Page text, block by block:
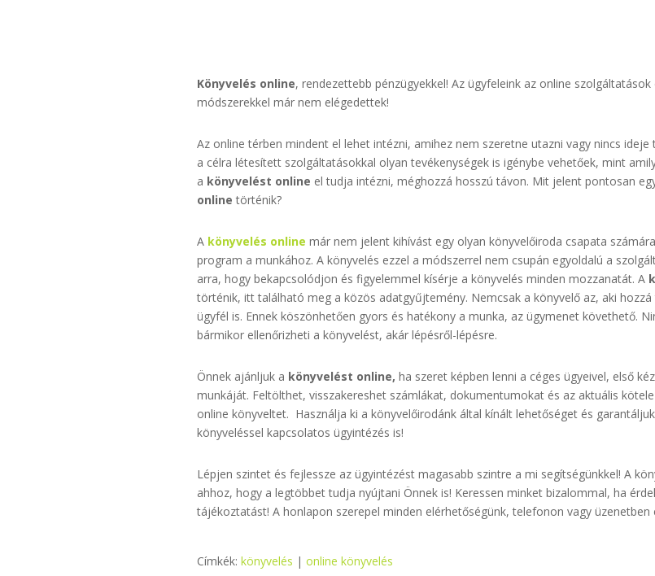
Könyvelés online, rendezettebb pénzügyekkel! Az ügyfeleink az online
módszerekkel már nem elégedettek!
Az online térben mindent el lehet intézni, amihez nem szeretne utazni vagy nincs
a célra létesített szolgáltatásokkal olyan tevékenységek is igénybe vehetőek, mint
a könyvelést online el tudja intézni, méghozzá hosszú távon. Mit jelent pontosan
online történik?
A könyvelés online már nem jelent kihívást egy olyan könyvelőiroda csapata
program a munkához. A könyvelés ezzel a módszerrel nem csupán egyoldalú a
arra, hogy bekapcsolódjon és figyelemmel kísérje a könyvelés minden mozzanatát. A
történik, itt található meg a közös adatgyűjtemény. Nemcsak a könyvelő az, aki
ügyfél is. Ennek köszönhetően gyors és hatékony a munka, az ügymenet követhető.
bármikor ellenőrizheti a könyvelést, akár lépésről-lépésre.
Önnek ajánljuk a könyvelést online, ha szeret képben lenni a céges ügyeivel, első
munkáját. Feltölthet, visszakereshet számlákat, dokumentumokat és az aktuális
online könyveltet. Használja ki a könyvelőirodánk által kínált lehetőséget és
könyveléssel kapcsolatos ügyintézés is!
Lépjen szintet és fejlessze az ügyintézést magasabb szintre a mi segítségünkkel! A
ahhoz, hogy a legtöbbet tudja nyújtani Önnek is! Keressen minket bizalommal, ha
tájékoztatást! A honlapon szerepel minden elérhetőségünk, telefonon vagy üzenetben
Címkék: könyvelés | online könyvelés